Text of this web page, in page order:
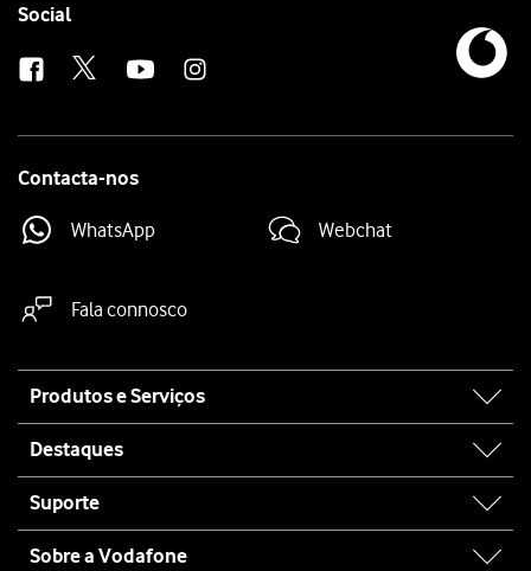
Follow
Social
Contacta-nos
WhatsApp Webchat
Fala connosco
map
Produtos e Serviços
Destaques
Suporte
Sobre a Vodafone